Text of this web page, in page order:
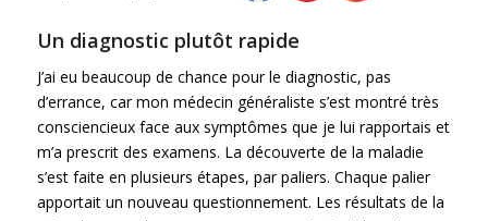
Un diagnostic plutôt rapide
J’ai eu beaucoup de chance pour le diagnostic, pas
d’errance, car mon médecin généraliste s’est montré très
consciencieux face aux symptômes que je lui rapportais et
m’a prescrit des examens. La découverte de la maladie
s’est faite en plusieurs étapes, par paliers. Chaque palier
apportait un nouveau questionnement. Les résultats de la